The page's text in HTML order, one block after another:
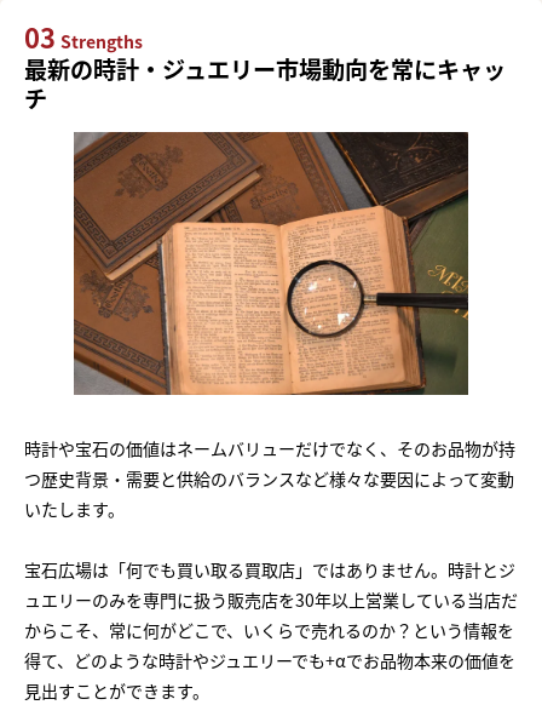
03 Strengths
最新の時計・ジュエリー市場動向を常にキャッ
チ
時計や宝石の価値はネームバリューだけでなく、そのお品物が持
つ歴史背景・需要と供給のバランスなど様々な要因によって変動
いたします。
宝石広場は「何でも買い取る買取店」ではありません。時計とジ
ュエリーのみを専門に扱う販売店を30年以上営業している当店だ
からこそ、常に何がどこで、いくらで売れるのか？という情報を
得て、どのような時計やジュエリーでも+αでお品物本来の価値を
見出すことができます。